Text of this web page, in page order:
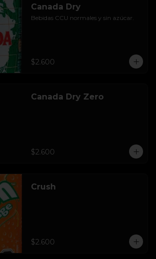
Canada Dry
Bebidas CCU normales y sin azúcar.
$2.600
Canada Dry Zero
$2.600
Crush
$2.600